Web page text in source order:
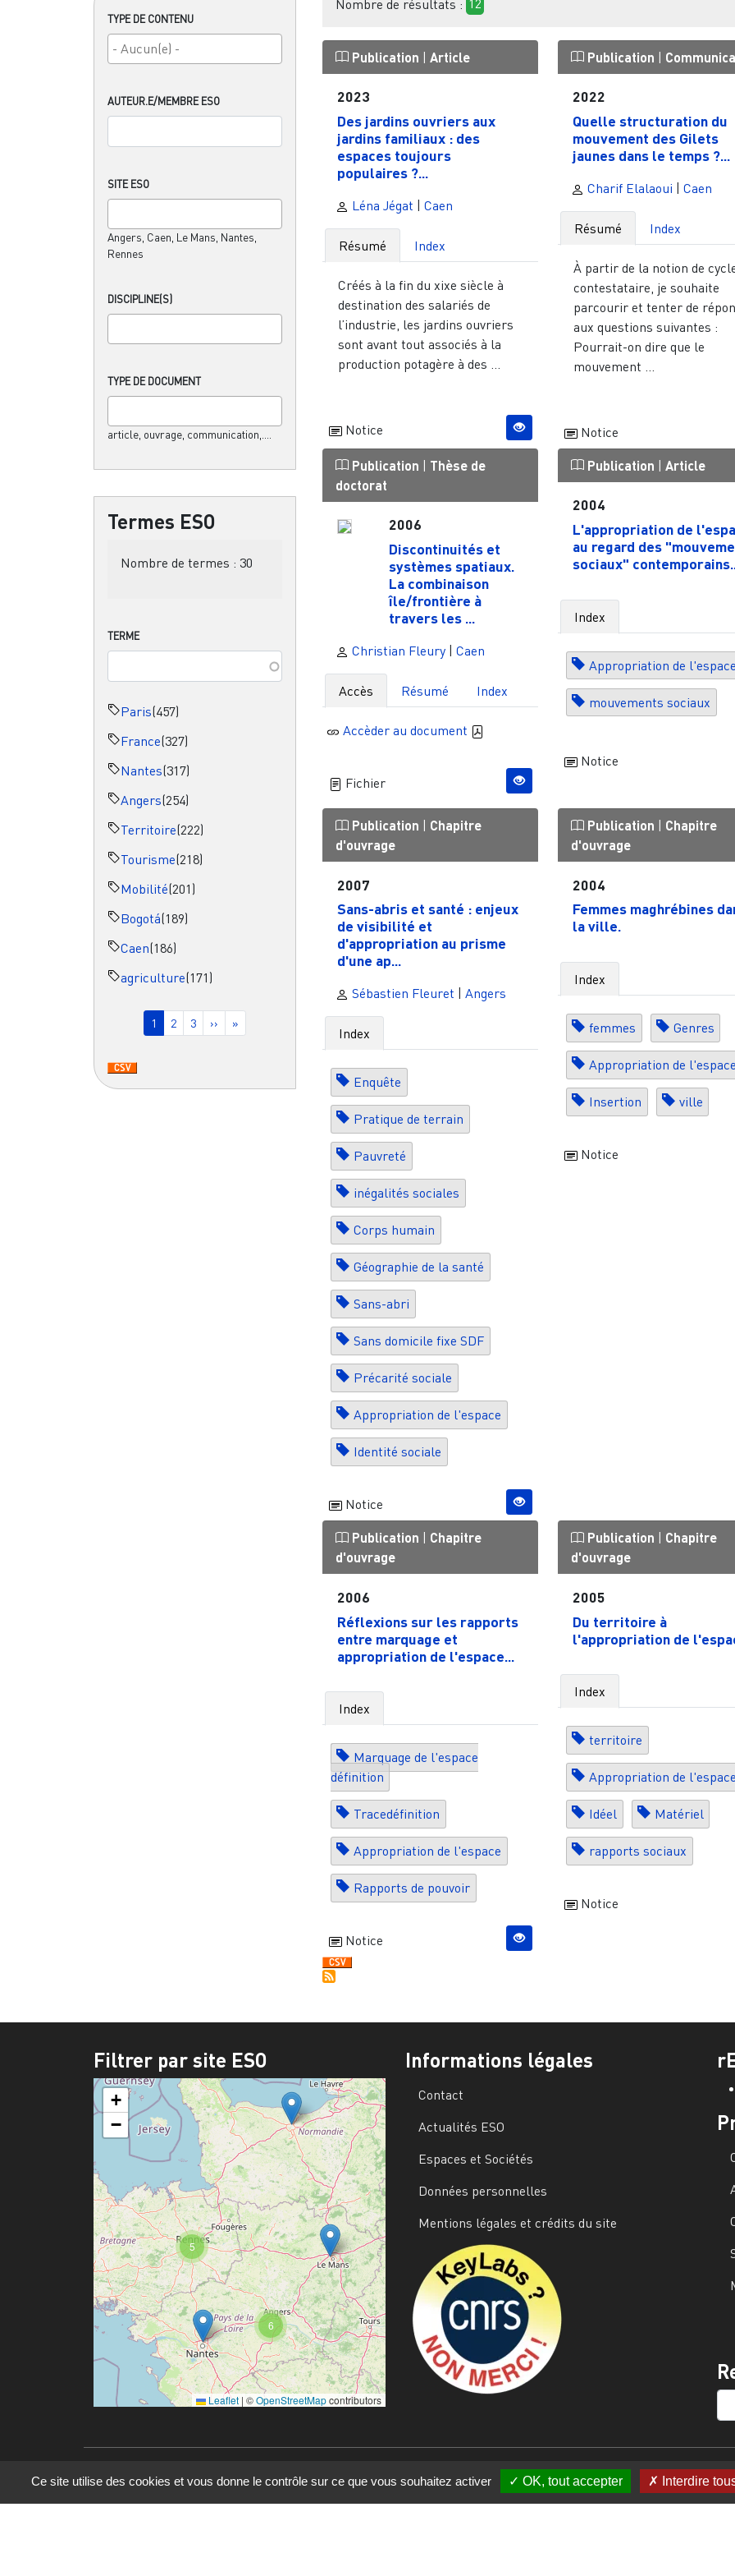
TYPE DE CONTENU
AUTEUR.E/MEMBRE ESO
SITE ESO
Angers, Caen, Le Mans, Nantes,
Rennes
DISCIPLINE(S)
TYPE DE DOCUMENT
article, ouvrage, communication,....
Termes ESO
Nombre de termes : 30
TERME
Paris(457)
France(327)
Nantes(317)
Angers(254)
Territoire(222)
Tourisme(218)
Mobilité(201)
Bogotá(189)
Caen(186)
agriculture(171)
Pagination
Page courante
1 Page
2 Page
3 Page suivante
›› Dernière page
»
Nombre de résultats : 12
Publication | Article
2023
Des jardins ouvriers aux
jardins familiaux : des
espaces toujours
populaires ?...
Léna Jégat | Caen
Résumé Index
Créés à la fin du xixe siècle à
destination des salariés de
l’industrie, les jardins ouvriers
sont avant tout associés à la
production potagère à des ...
Notice
Publication |
2022
Quelle structuration du
mouvement des Gilets
jaunes dans le temps ?...
Charif Elalaoui | Caen
Résumé Index
À partir de la notion de
contestataire, je souhaite
parcourir et tenter de
aux questions suivantes :
Pourrait-on dire que le
mouvement ...
Notice
Publication | Thèse de
doctorat
2006
Discontinuités et
systèmes spatiaux.
La combinaison
île/frontière à
travers les ...
Christian Fleury | Caen
Accès Résumé Index
Accèder au document
Fichier
Publication | Article
2004
L'appropriation de
au regard des
sociaux"
Index
Appropriation de l'espace
mouvements sociaux
Notice
Publication | Chapitre
d'ouvrage
2007
Sans-abris et santé : enjeux
de visibilité et
d'appropriation au prisme
d'une ap...
Sébastien Fleuret Angers
Index
Enquête
Pratique de terrain
Pauvreté
inégalités sociales
Corps humain
Géographie de la santé
Sans-abri
Sans domicile fixe SDF
Précarité sociale
Appropriation de l'espace
Identité sociale
Notice
Publication | Chapitre
d'ouvrage
2004
Femmes maghrébines
la ville.
Index
femmes Genres
Appropriation de l'espace
Insertion ville
Notice
Publication
Chapitre
d'ouvrage
2006
Réflexions sur les rapports
entre marquage et
appropriation de l'espace...
Index
Marquage de l'espace
définition
Tracedéfinition
Appropriation de l'espace
Rapports de pouvoir
Notice
Publication
Chapitre
d'ouvrage
2005
Du territoire à
l'appropriation de
Index
territoire
Appropriation de l'espace
Idéel Matériel
rapports sociaux
Notice
Filtrer par site ESO
6
5
+
−
Leaflet | ©OpenStreetMapcontributors
Informations légales
Contact
Actualités ESO
Espaces et Sociétés
Données personnelles
Mentions légales et crédits du site
Ce site utilise des cookies et vous donne le contrôle sur ce que vous souhaitez activer OK, tout accepter Interdire